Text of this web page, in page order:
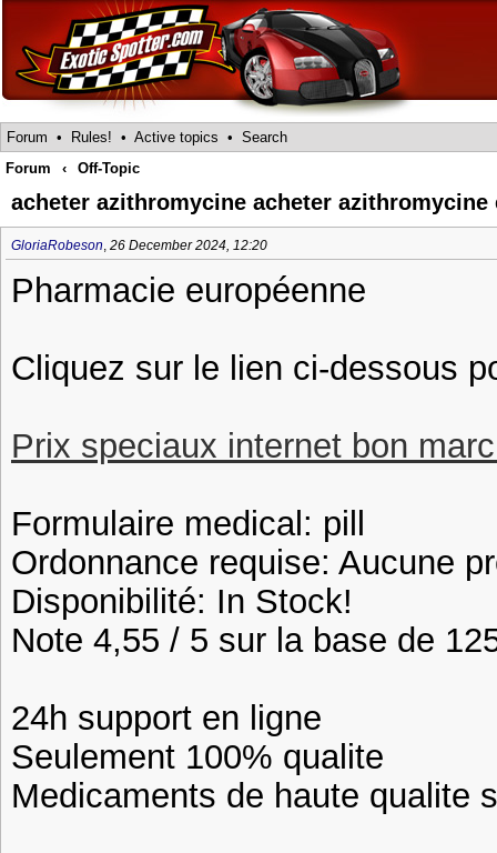
Forum • Rules! • Active topics • Search
Forum
‹ Off-Topic
acheter azithromycine acheter azithromycine
GloriaRobeson, 26 December 2024, 12:20
Pharmacie européenne
Cliquez sur le lien ci-dessous
Prix speciaux internet bon
Formulaire medical: pill
Ordonnance requise: Aucune
Disponibilité: In Stock!
Note 4,55 / 5 sur la base de
24h support en ligne
Seulement 100% qualite
Medicaments de haute qualite